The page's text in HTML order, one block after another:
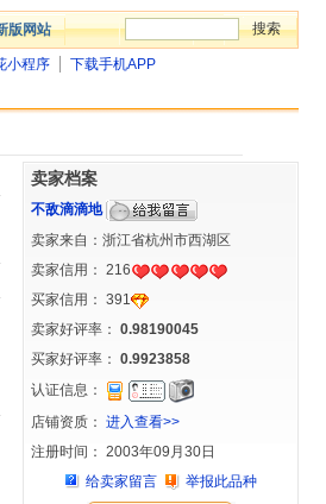
版网站
小程序 下载手机APP
卖家档案
不敌滴滴地
卖家来自：浙江省杭州市西湖区
卖家信用： 216
买家信用： 391
卖家好评率： 0.98190045
买家好评率： 0.9923858
认证信息：
店铺资质： 进入查看>>
注册时间： 2003年09月30日
给卖家留言
举报此品种